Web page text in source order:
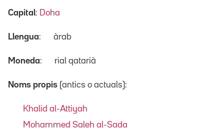
Capital: Doha
Llengua: àrab
Moneda: rial qatarià
Noms propis (antics o actuals):
Khalid al-Attiyah
Mohammed Saleh al-Sada